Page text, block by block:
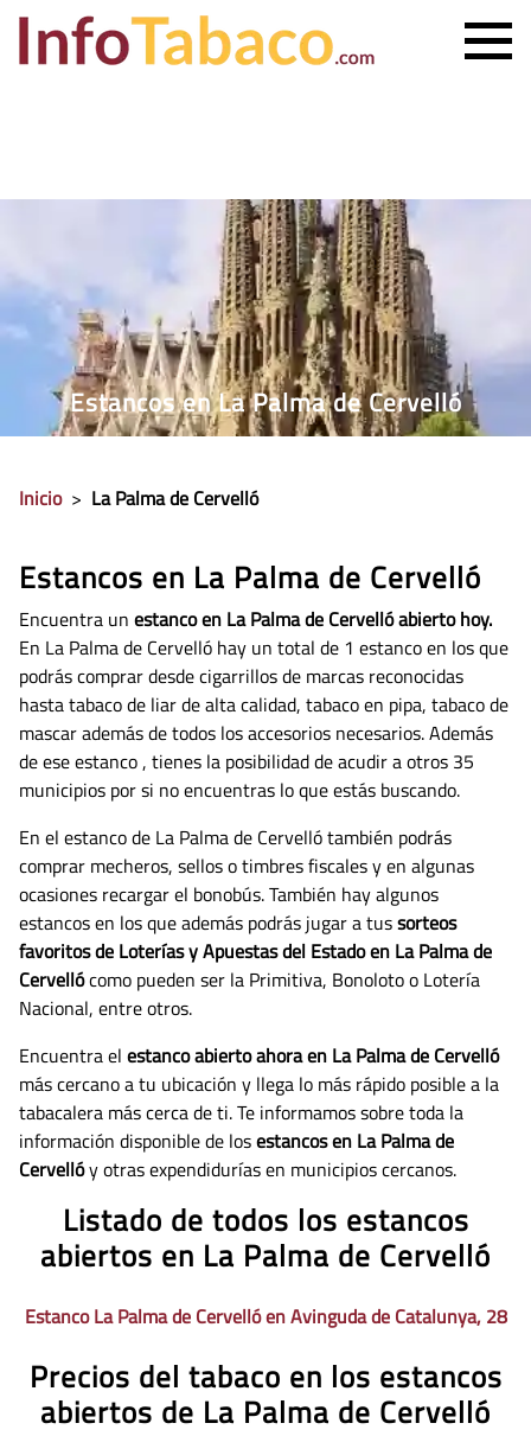
ESTANCO MÁS CERCANO
Estancos en La Palma de Cervelló
Inicio > La Palma de Cervelló
Estancos en La Palma de Cervelló
Encuentra un estanco en La Palma de Cervelló abierto hoy.
En La Palma de Cervelló hay un total de 1 estanco en los que
podrás comprar desde cigarrillos de marcas reconocidas
hasta tabaco de liar de alta calidad, tabaco en pipa, tabaco de
mascar además de todos los accesorios necesarios.Además
de ese estanco , tienes la posibilidad de acudir a otros 35
municipios por si no encuentras lo que estás buscando.
En el estanco de La Palma de Cervelló también podrás
comprar mecheros, sellos o timbres fiscales y en algunas
ocasiones recargar el bonobús. También hay algunos
estancos en los que además podrás jugar a tussorteos
favoritos de Loterías y Apuestas del Estado en La Palma de
Cervellócomo pueden ser la Primitiva, Bonoloto o Lotería
Nacional, entre otros.
Encuentra el estanco abierto ahora en La Palma de Cervelló
más cercano a tu ubicación y llega lo más rápido posible a la
tabacalera más cerca de ti. Te informamos sobre toda la
información disponible de losestancos en La Palma de
Cervellóy otras expendidurías en municipios cercanos.
Listado de todos los estancos
abiertos en La Palma de Cervelló
Estanco La Palma de Cervelló en Avinguda de Catalunya, 28
Precios del tabaco en los estancos
abiertos de La Palma de Cervelló